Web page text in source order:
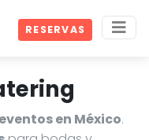
RESERVAS
en México.